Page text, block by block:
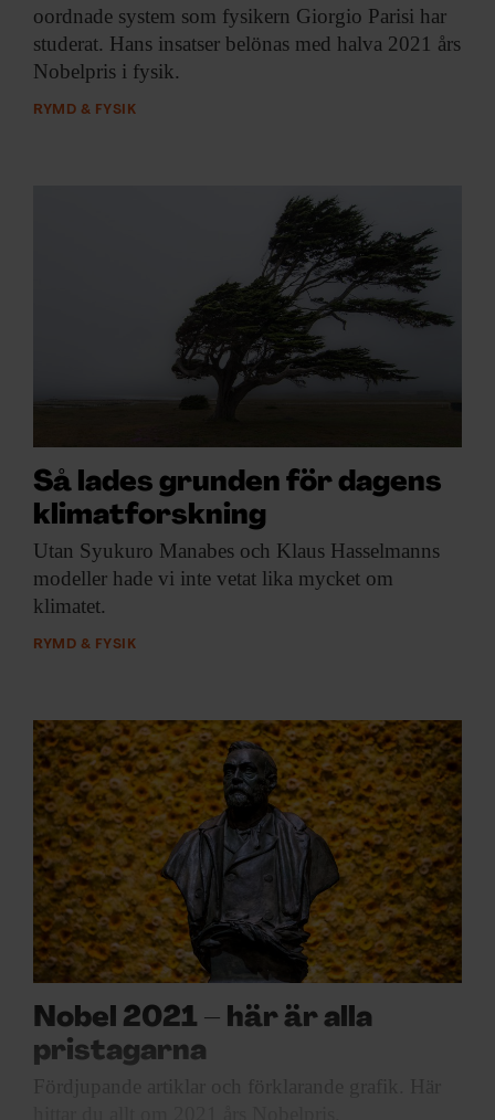
oordnade system som fysikern Giorgio Parisi har
studerat. Hans insatser belönas med halva 2021 års
Nobelpris i fysik.
RYMD & FYSIK
Så lades grunden för dagens
klimatforskning
Utan Syukuro Manabes och Klaus Hasselmanns
modeller hade vi inte vetat lika mycket om
klimatet.
RYMD & FYSIK
Nobel 2021 – här är alla
pristagarna